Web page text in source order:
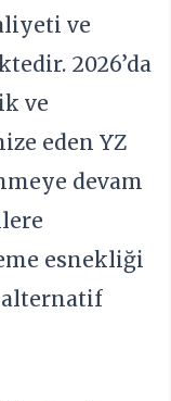
ve
2026’da
ve
eden YZ
devam
esnekliği